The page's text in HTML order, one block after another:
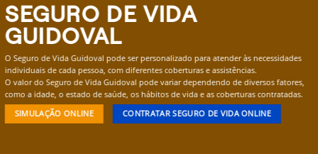
SEGURO DE VIDA
GUIDOVAL
O Seguro de Vida Guidoval pode ser personalizado para atender às necessidades
individuais de cada pessoa, com diferentes coberturas e assistências.
O valor do Seguro de Vida Guidoval pode variar dependendo de diversos fatores,
como a idade, o estado de saúde, os hábitos de vida e as coberturas contratadas.
SIMULAÇÃO ONLINE CONTRATAR SEGURO DE VIDA ONLINE